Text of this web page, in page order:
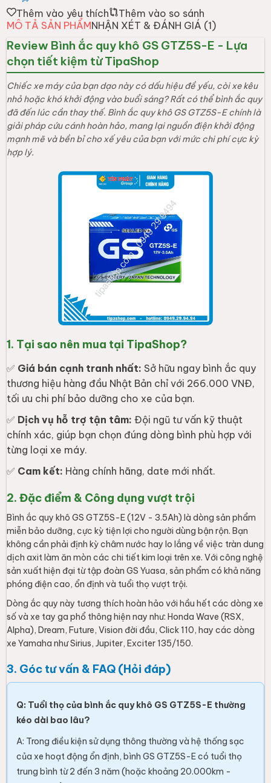
Thêm vào yêu thích
Thêm vào so sánh
MÔ TẢ SẢN PHẨMNHẬN XÉT & ĐÁNH GIÁ (1)
Review Bình ắc quy khô GS GTZ5S-E - Lựa
chọn tiết kiệm từ TipaShop
Chiếc xe máy của bạn dạo này có dấu hiệu đề yếu, còi xe kêu
nhỏ hoặc khó khởi động vào buổi sáng? Rất có thể bình ắc quy
đã đến lúc cần thay thế. Bình ắc quy khô GS GTZ5S-E chính là
giải pháp cứu cánh hoàn hảo, mang lại nguồn điện khởi động
mạnh mẽ và bền bỉ cho xế yêu của bạn với mức chi phí cực kỳ
hợp lý.
1. Tại sao nên mua tại TipaShop?
✅ Giá bán cạnh tranh nhất: Sở hữu ngay bình ắc quy
thương hiệu hàng đầu Nhật Bản chỉ với 266.000 VNĐ,
tối ưu chi phí bảo dưỡng cho xe của bạn.
✅ Dịch vụ hỗ trợ tận tâm: Đội ngũ tư vấn kỹ thuật
chính xác, giúp bạn chọn đúng dòng bình phù hợp với
từng loại xe máy.
✅ Cam kết: Hàng chính hãng, date mới nhất.
2. Đặc điểm & Công dụng vượt trội
Bình ắc quy khô GS GTZ5S-E (12V - 3.5Ah) là dòng sản phẩm
miễn bảo dưỡng, cực kỳ tiện lợi cho người dùng bận rộn. Bạn
không cần phải định kỳ châm nước hay lo lắng về việc tràn dung
dịch axit làm ăn mòn các chi tiết kim loại trên xe. Với công nghệ
sản xuất hiện đại từ tập đoàn GS Yuasa, sản phẩm có khả năng
phóng điện cao, ổn định và tuổi thọ vượt trội.
Dòng ắc quy này tương thích hoàn hảo với hầu hết các dòng xe
số và xe tay ga phổ thông hiện nay như: Honda Wave (RSX,
Alpha), Dream, Future, Vision đời đầu, Click 110, hay các dòng
xe Yamaha như Sirius, Jupiter, Exciter 135/150.
3. Góc tư vấn & FAQ (Hỏi đáp)
Q: Tuổi thọ của bình ắc quy khô GS GTZ5S-E thường
kéo dài bao lâu?
A: Trong điều kiện sử dụng thông thường và hệ thống sạc
của xe hoạt động ổn định, bình GS GTZ5S-E có tuổi thọ
trung bình từ 2 đến 3 năm (hoặc khoảng 20.000km -